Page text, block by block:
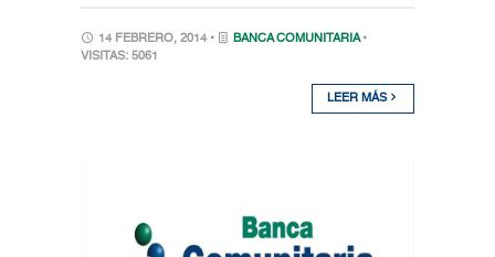
14 FEBRERO, 2014 • BANCA COMUNITARIA •
VISITAS: 5061
LEER MÁS